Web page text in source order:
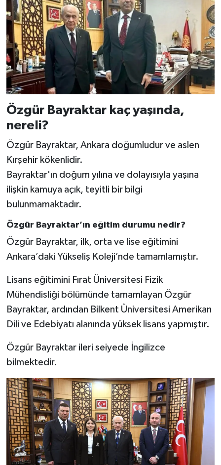
Özgür Bayraktar kaç yaşında,
nereli?
Özgür Bayraktar, Ankara doğumludur ve aslen
Kırşehir kökenlidir.
Bayraktar'ın doğum yılına ve dolayısıyla yaşına
ilişkin kamuya açık, teyitli bir bilgi
bulunmamaktadır.
Özgür Bayraktar’ın eğitim durumu nedir?
Özgür Bayraktar, ilk, orta ve lise eğitimini
Ankara’daki Yükseliş Koleji’nde tamamlamıştır.
Lisans eğitimini Fırat Üniversitesi Fizik
Mühendisliği bölümünde tamamlayan Özgür
Bayraktar, ardından Bilkent Üniversitesi Amerikan
Dili ve Edebiyatı alanında yüksek lisans yapmıştır.
Özgür Bayraktar ileri seiyede İngilizce
bilmektedir.